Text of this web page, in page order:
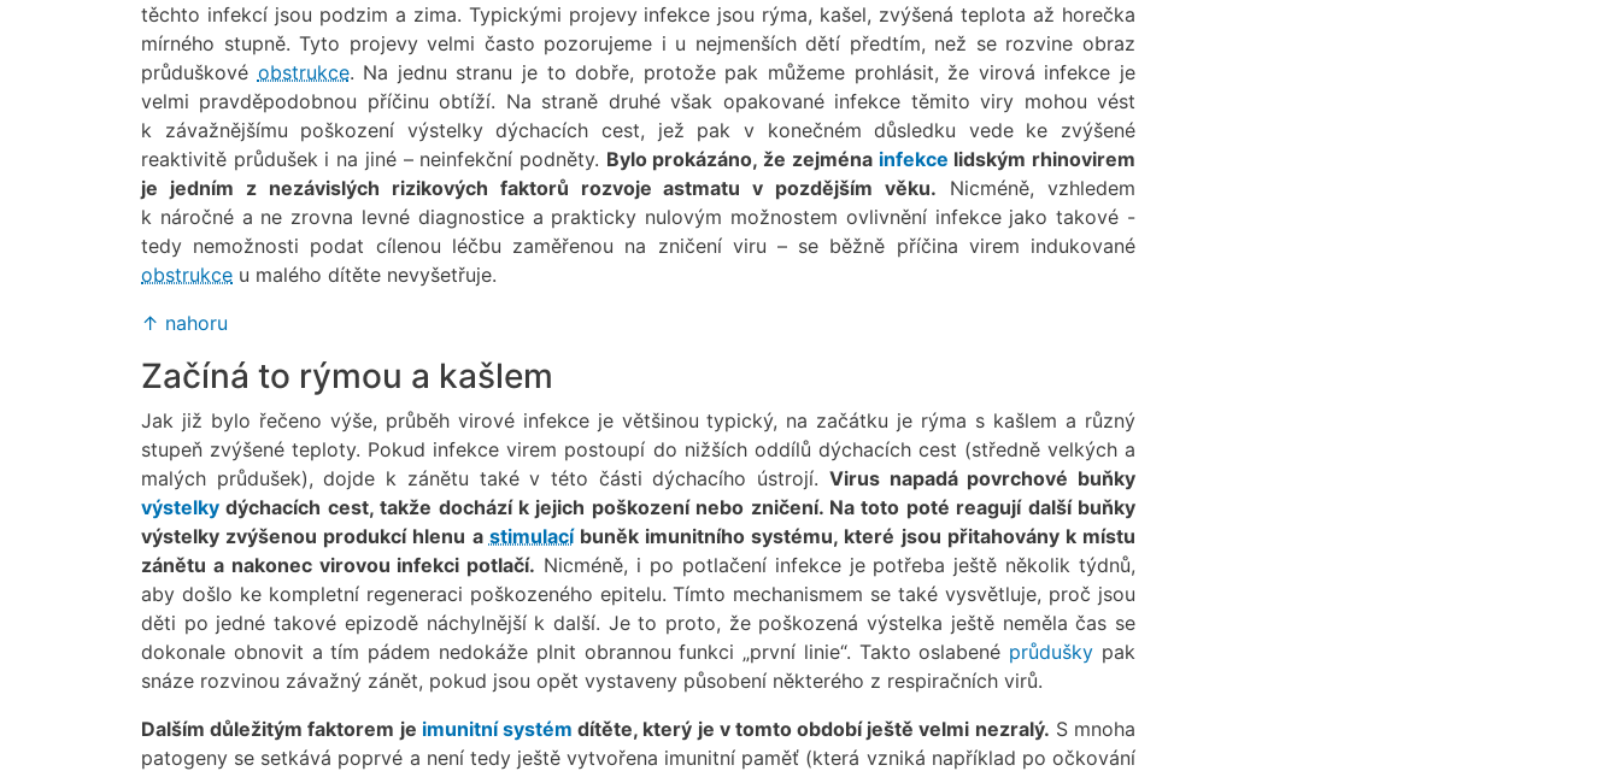
těchto infekcí jsou podzim a zima. Typickými projevy infekce jsou rýma, kašel, zvýšená teplota až horečka
mírného stupně. Tyto projevy velmi často pozorujeme i u nejmenších dětí předtím, než se rozvine obraz
průduškové obstrukce. Na jednu stranu je to dobře, protože pak můžeme prohlásit, že virová infekce je
velmi pravděpodobnou příčinu obtíží. Na straně druhé však opakované infekce těmito viry mohou vést
k závažnějšímu poškození výstelky dýchacích cest, jež pak v konečném důsledku vede ke zvýšené
reaktivitě průdušek i na jiné – neinfekční podněty. Bylo prokázáno, že zejména infekce lidským rhinovirem
je jedním z nezávislých rizikových faktorů rozvoje astmatu v pozdějším věku. Nicméně, vzhledem
k náročné a ne zrovna levné diagnostice a prakticky nulovým možnostem ovlivnění infekce jako takové -
tedy nemožnosti podat cílenou léčbu zaměřenou na zničení viru – se běžně příčina virem indukované
obstrukce u malého dítěte nevyšetřuje.
↑ nahoru
Začíná to rýmou a kašlem
Jak již bylo řečeno výše, průběh virové infekce je většinou typický, na začátku je rýma s kašlem a různý
stupeň zvýšené teploty. Pokud infekce virem postoupí do nižších oddílů dýchacích cest (středně velkých a
malých průdušek), dojde k zánětu také v této části dýchacího ústrojí. Virus napadá povrchové buňky
výstelky dýchacích cest, takže dochází k jejich poškození nebo zničení. Na toto poté reagují další buňky
výstelky zvýšenou produkcí hlenu a stimulacíbuněk imunitního systému, které jsou přitahovány k místu
zánětu a nakonec virovou infekci potlačí. Nicméně, i po potlačení infekce je potřeba ještě několik týdnů,
aby došlo ke kompletní regeneraci poškozeného epitelu. Tímto mechanismem se také vysvětluje, proč jsou
děti po jedné takové epizodě náchylnější k další. Je to proto, že poškozená výstelka ještě neměla čas se
dokonale obnovit a tím pádem nedokáže plnit obrannou funkci „první linie“. Takto oslabené průdušky pak
snáze rozvinou závažný zánět, pokud jsou opět vystaveny působení některého z respiračních virů.
Dalším důležitým faktorem je imunitní systém dítěte, který je v tomto období ještě velmi nezralý. S mnoha
patogeny se setkává poprvé a není tedy ještě vytvořena imunitní paměť (která vzniká například po očkování